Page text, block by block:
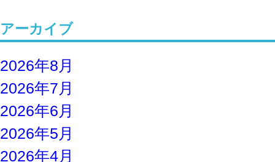
アーカイブ
2026年8月
2026年7月
2026年6月
2026年5月
2026年4月